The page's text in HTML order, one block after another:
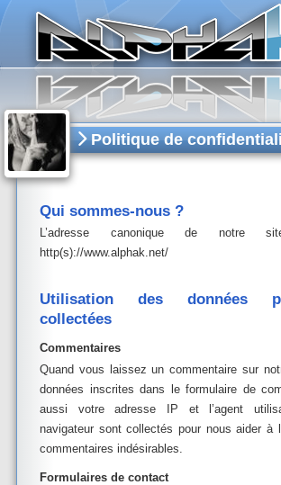
Politique de
Qui sommes-nous ?
L’adresse canonique de notre
http(s)://www.alphak.net/
Utilisation des données
collectées
Commentaires
Quand vous laissez un commentaire sur
données inscrites dans le formulaire de
aussi votre adresse IP et l’agent
navigateur sont collectés pour nous aider à
commentaires indésirables.
Formulaires de contact